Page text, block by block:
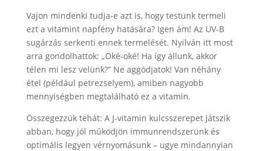
Vajon mindenki tudja-e azt is, hogy testünk termeli
ezt a vitamint napfény hatására? Igen ám! Az UV-B
sugárzás serkenti ennek termelését. Nyilván itt most
arra gondolhattok: „Oké-oké! Ha így állunk, akkor
télen mi lesz velünk?” Ne aggódjatok! Van néhány
étel (például petrezselyem), amiben nagyobb
mennyiségben megtalálható ez a vitamin.
Összegezzük tehát: A J-vitamin kulcsszerepet játszik
abban, hogy jól működjön immunrendszerünk és
optimális legyen vérnyomásunk – ugye mindannyian